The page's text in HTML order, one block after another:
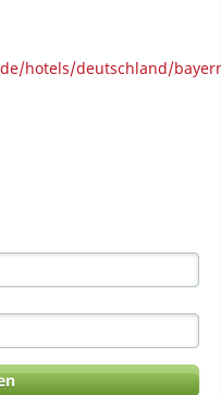
hotels/deutschland/